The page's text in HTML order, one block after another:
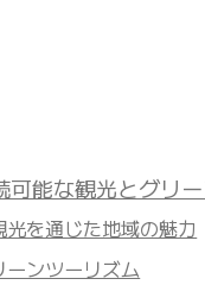
可能な観光とグリ
を通じた地域の魅力
ンツーリズム